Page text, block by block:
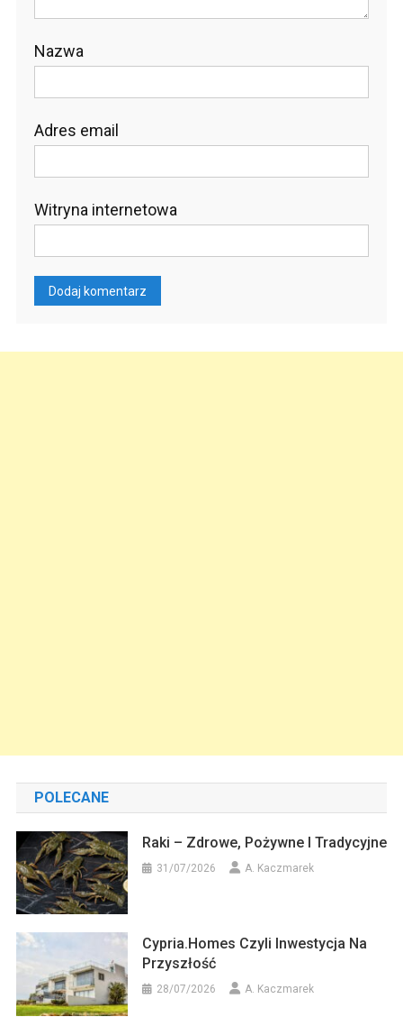
Nazwa
Adres email
Witryna internetowa
POLECANE
Raki – Zdrowe, Pożywne I Tradycyjne
31/07/2026 A. Kaczmarek
Cypria.homes Czyli Inwestycja Na
Przyszłość
28/07/2026 A. Kaczmarek